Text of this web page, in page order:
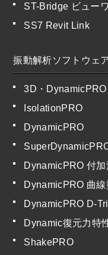
ST-Bridge ビュー
SS7 Revit Link
振動解析ソフトウェ
3D・DynamicPRO
IsolationPRO
DynamicPRO
DynamicPRO 付
DynamicPRO 曲
DynamicPRO D-
Dynamic復元力特
ShakePRO